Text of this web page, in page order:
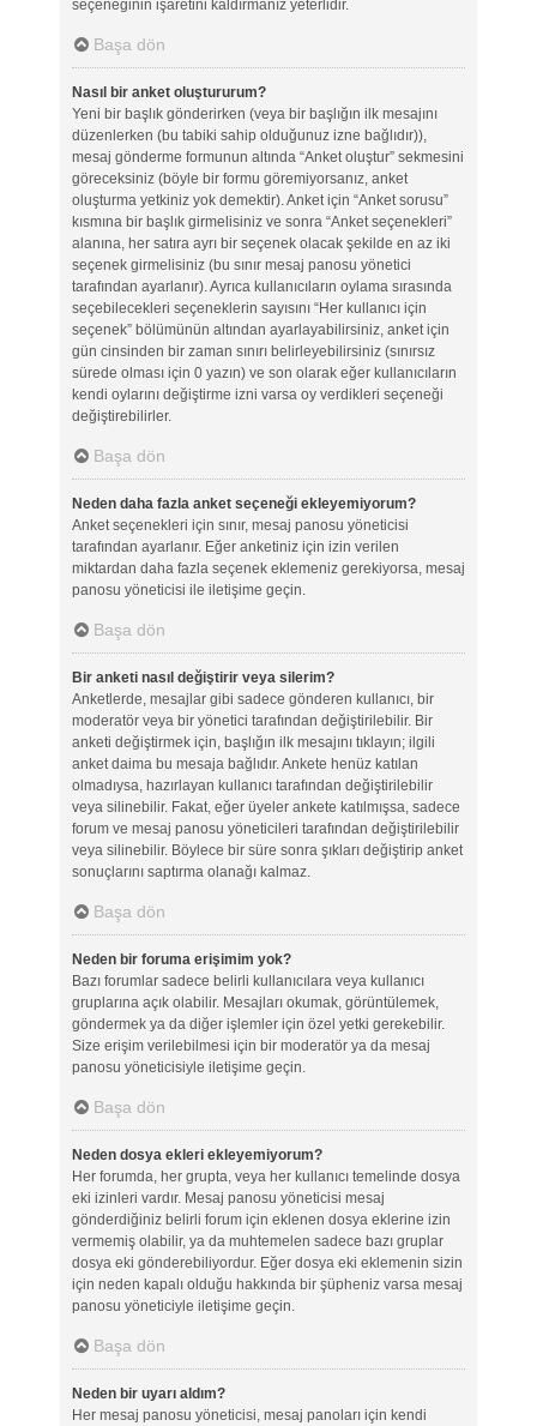
seçeneğinin işaretini kaldırmanız yeterlidir.
Başa dön
Nasıl bir anket oluştururum?
Yeni bir başlık gönderirken (veya bir başlığın ilk mesajını
düzenlerken (bu tabiki sahip olduğunuz izne bağlıdır)),
mesaj gönderme formunun altında “Anket oluştur” sekmesini
göreceksiniz (böyle bir formu göremiyorsanız, anket
oluşturma yetkiniz yok demektir). Anket için “Anket sorusu”
kısmına bir başlık girmelisiniz ve sonra “Anket seçenekleri”
alanına, her satıra ayrı bir seçenek olacak şekilde en az iki
seçenek girmelisiniz (bu sınır mesaj panosu yönetici
tarafından ayarlanır). Ayrıca kullanıcıların oylama sırasında
seçebilecekleri seçeneklerin sayısını “Her kullanıcı için
seçenek” bölümünün altından ayarlayabilirsiniz, anket için
gün cinsinden bir zaman sınırı belirleyebilirsiniz (sınırsız
sürede olması için 0 yazın) ve son olarak eğer kullanıcıların
kendi oylarını değiştirme izni varsa oy verdikleri seçeneği
değiştirebilirler.
Başa dön
Neden daha fazla anket seçeneği ekleyemiyorum?
Anket seçenekleri için sınır, mesaj panosu yöneticisi
tarafından ayarlanır. Eğer anketiniz için izin verilen
miktardan daha fazla seçenek eklemeniz gerekiyorsa, mesaj
panosu yöneticisi ile iletişime geçin.
Başa dön
Bir anketi nasıl değiştirir veya silerim?
Anketlerde, mesajlar gibi sadece gönderen kullanıcı, bir
moderatör veya bir yönetici tarafından değiştirilebilir. Bir
anketi değiştirmek için, başlığın ilk mesajını tıklayın; ilgili
anket daima bu mesaja bağlıdır. Ankete henüz katılan
olmadıysa, hazırlayan kullanıcı tarafından değiştirilebilir
veya silinebilir. Fakat, eğer üyeler ankete katılmışsa, sadece
forum ve mesaj panosu yöneticileri tarafından değiştirilebilir
veya silinebilir. Böylece bir süre sonra şıkları değiştirip anket
sonuçlarını saptırma olanağı kalmaz.
Başa dön
Neden bir foruma erişimim yok?
Bazı forumlar sadece belirli kullanıcılara veya kullanıcı
gruplarına açık olabilir. Mesajları okumak, görüntülemek,
göndermek ya da diğer işlemler için özel yetki gerekebilir.
Size erişim verilebilmesi için bir moderatör ya da mesaj
panosu yöneticisiyle iletişime geçin.
Başa dön
Neden dosya ekleri ekleyemiyorum?
Her forumda, her grupta, veya her kullanıcı temelinde dosya
eki izinleri vardır. Mesaj panosu yöneticisi mesaj
gönderdiğiniz belirli forum için eklenen dosya eklerine izin
vermemiş olabilir, ya da muhtemelen sadece bazı gruplar
dosya eki gönderebiliyordur. Eğer dosya eki eklemenin sizin
için neden kapalı olduğu hakkında bir şüpheniz varsa mesaj
panosu yöneticiyle iletişime geçin.
Başa dön
Neden bir uyarı aldım?
Her mesaj panosu yöneticisi, mesaj panoları için kendi